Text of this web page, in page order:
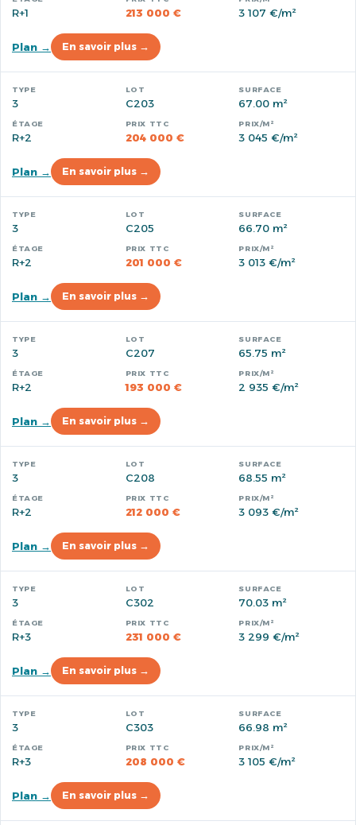
R+1 213 000 € 3 107 €/m²
Plan → En savoir plus →
3 C203 67.00 m²
R+2 204 000 € 3 045 €/m²
Plan → En savoir plus →
3 C205 66.70 m²
R+2 201 000 € 3 013 €/m²
Plan → En savoir plus →
3 C207 65.75 m²
R+2 193 000 € 2 935 €/m²
Plan → En savoir plus →
3 C208 68.55 m²
R+2 212 000 € 3 093 €/m²
Plan → En savoir plus →
3 C302 70.03 m²
R+3 231 000 € 3 299 €/m²
Plan → En savoir plus →
3 C303 66.98 m²
R+3 208 000 € 3 105 €/m²
Plan → En savoir plus →